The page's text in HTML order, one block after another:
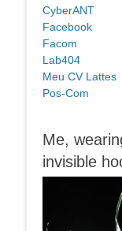
CyberANT
Facebook
Facom
Lab404
Meu CV Lattes
Pos-Com
Me,
invisible